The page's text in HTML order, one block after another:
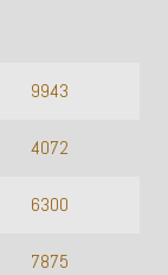
9943
4072
6300
7875